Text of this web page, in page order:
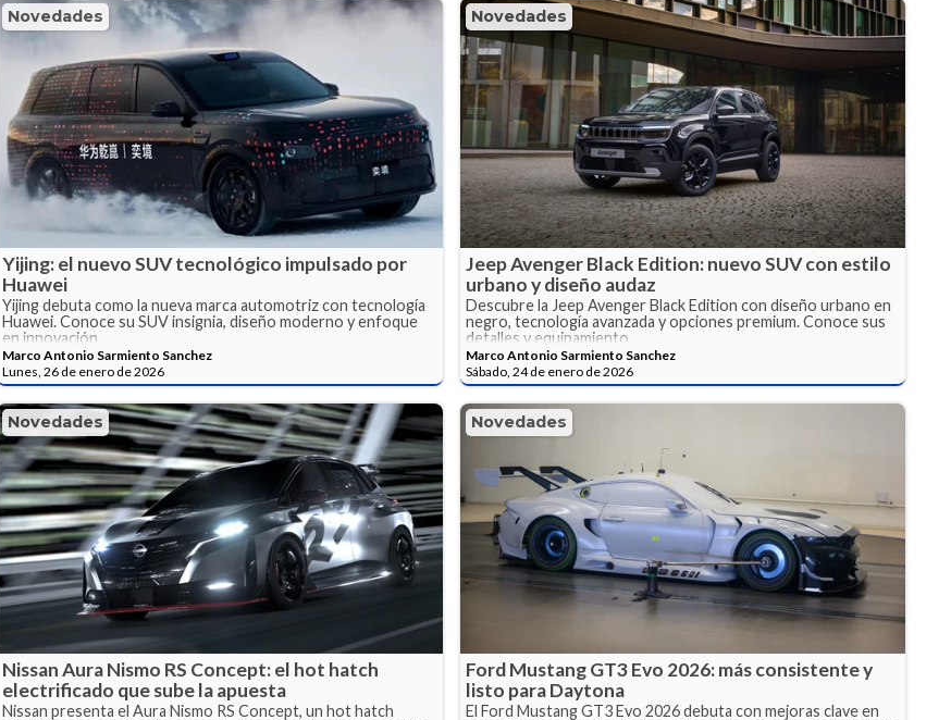
Novedades
Yijing: el nuevo SUV tecnológico impulsado por
Huawei
Yijing debuta como la nueva marca automotriz con tecnología
Huawei. Conoce su SUV insignia, diseño moderno y enfoque
en innovación.
Marco Antonio Sarmiento Sanchez
Lunes, 26 de enero de 2026
Novedades
Jeep Avenger Black Edition: nuevo SUV con estilo
urbano y diseño audaz
Descubre la Jeep Avenger Black Edition con diseño urbano en
negro, tecnología avanzada y opciones premium. Conoce sus
detalles y equipamiento.
Marco Antonio Sarmiento Sanchez
Sábado, 24 de enero de 2026
Novedades
Nissan Aura Nismo RS Concept: el hot hatch
electrificado que sube la apuesta
Nissan presenta el Aura Nismo RS Concept, un hot hatch
Novedades
Ford Mustang GT3 Evo 2026: más consistente y
listo para Daytona
El Ford Mustang GT3 Evo 2026 debuta con mejoras clave en